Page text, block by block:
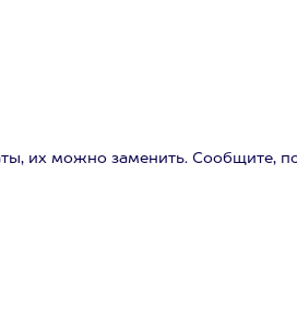
их можно заменить. Сообщите,